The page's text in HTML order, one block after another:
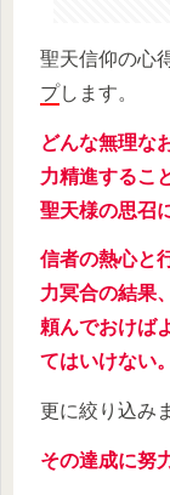
聖天信仰の心
プします。
どんな無理な
力精進するこ
聖天様の思召
信者の熱心と
力冥合の結果
頼んでおけば
てはいけない。
更に絞り込み
その達成に努